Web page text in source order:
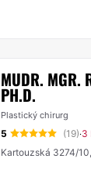
MUDR. MGR.
PH.D.
Plastický chirurg
5 (19)·3
Kartouzská 3274/